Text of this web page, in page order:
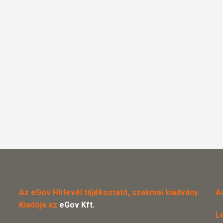
Az eGov Hírlevél tájékoztató, szakmai kiadvány.
Kiadója az eGov Kft.